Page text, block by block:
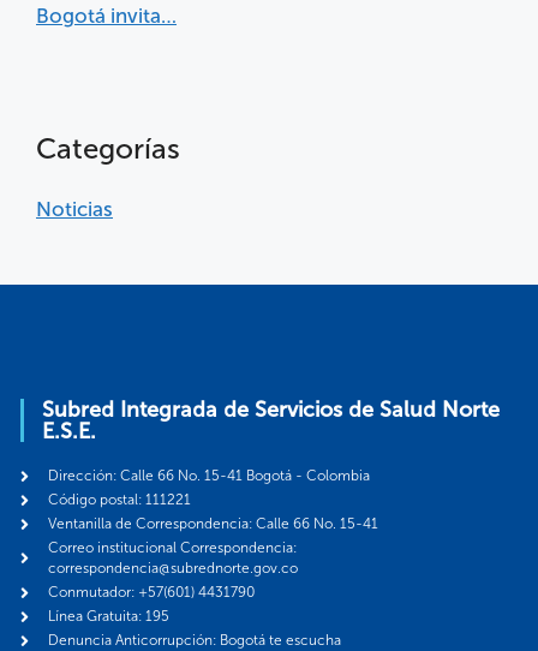
Bogotá invita…
Categorías
Noticias
Subred Integrada de Servicios de Salud Norte
E.S.E.
Dirección: Calle 66 No. 15-41 Bogotá - Colombia
Código postal: 111221
Ventanilla de Correspondencia: Calle 66 No. 15-41
Correo institucional Correspondencia:
correspondencia@subrednorte.gov.co
Conmutador: +57(601) 4431790
Línea Gratuita: 195
Denuncia Anticorrupción: Bogotá te escucha